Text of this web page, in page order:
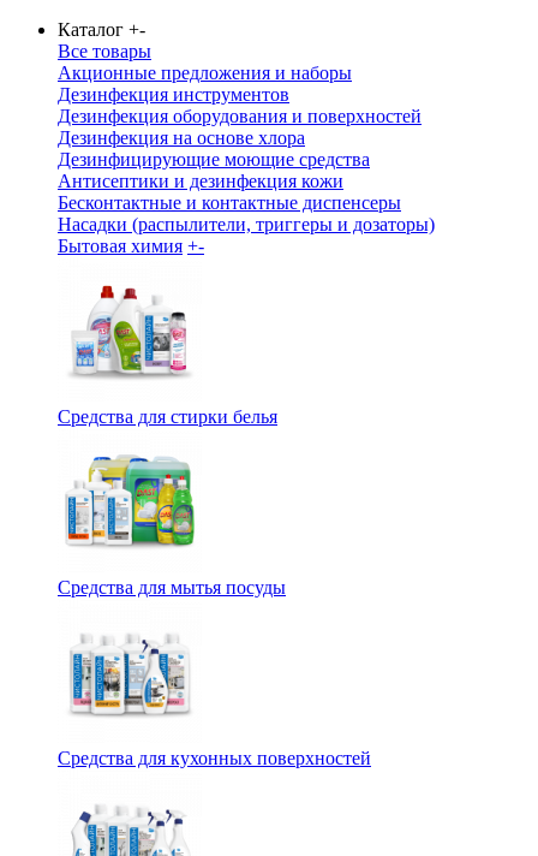
Каталог +-
Все товары
Акционные предложения и наборы
Дезинфекция инструментов
Дезинфекция оборудования и поверхностей
Дезинфекция на основе хлора
Дезинфицирующие моющие средства
Антисептики и дезинфекция кожи
Бесконтактные и контактные диспенсеры
Насадки (распылители, триггеры и дозаторы)
Бытовая химия +-
Средства для стирки белья
Средства для мытья посуды
Средства для кухонных поверхностей